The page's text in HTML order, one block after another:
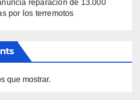
reparación de 13.000
por los terremotos
que mostrar.